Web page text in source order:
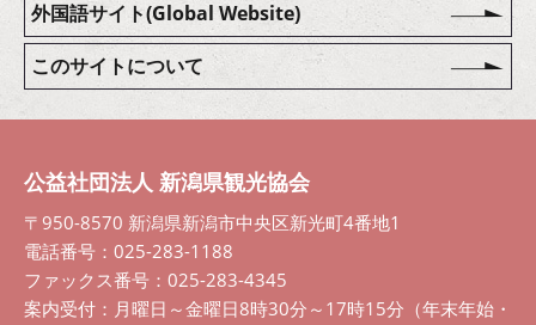
外国語サイト(Global Website)
このサイトについて
公益社団法人 新潟県観光協会
〒950-8570 新潟県新潟市中央区新光町4番地1
電話番号：025-283-1188
ファックス番号：025-283-4345
案内受付：月曜日～金曜日8時30分～17時15分（年末年始・